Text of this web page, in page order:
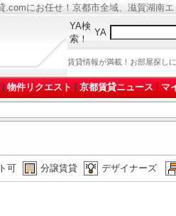
.comにお任せ！京都市全域、滋賀湖南
YA検
索！
YA
賃貸情報が満載！お部屋探し
物件リクエスト 京都賃貸ニュース マ
可 分譲賃貸 デザイナーズ